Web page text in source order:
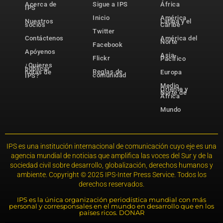
Acerca de
IPS
Nuestros
socios
Contáctenos
Apóyenos
¿Quieres
publicar
notas de
IPS?
Sigue a IPS
Inicio
Twitter
Facebook
Flickr
Reglas de
comunidad
África
América
Latina y el
Caribe
América del
Norte
Asia-
Pacífico
Europa
Medio
Oriente y
Norte de
África
Mundo
IPS es una institución internacional de comunicación cuyo eje es una
agencia mundial de noticias que amplifica las voces del Sur y de la
sociedad civil sobre desarrollo, globalización, derechos humanos y
ambiente. Copyright © 2025 IPS-Inter Press Service. Todos los
derechos reservados.
IPS es la única organización periodística mundial con más
personal y corresponsales en el mundo en desarrollo que en los
países ricos. DONAR